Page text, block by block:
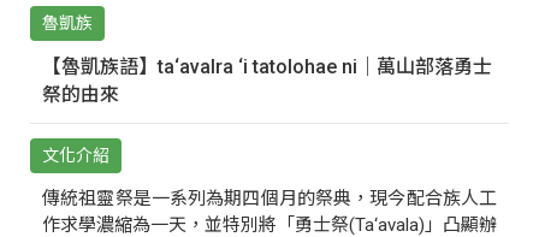
魯凱族
【魯凱族語】ta‘avalra ‘i tatolohae ni｜萬山部落勇士
祭的由來
文化介紹
傳統祖靈祭是一系列為期四個月的祭典，現今配合族人工
作求學濃縮為一天，並特別將「勇士祭(Ta‘avala)」凸顯辦